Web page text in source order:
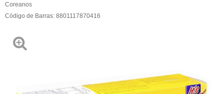
Coreanos
Código de Barras: 8801117870416